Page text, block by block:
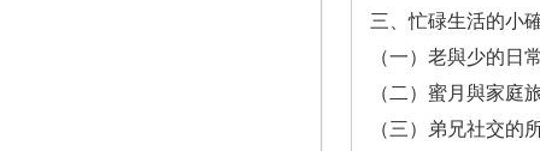
三、忙碌生活的小
（一）老與少的日
（二）蜜月與家庭
（三）弟兄社交的